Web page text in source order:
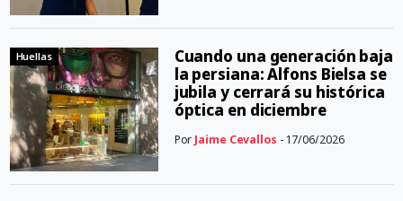
Huellas
Cuando una generación baja
la persiana: Alfons Bielsa se
jubila y cerrará su histórica
óptica en diciembre
Por Jaime Cevallos - 17/06/2026